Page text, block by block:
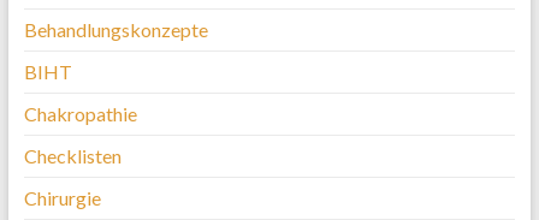
Behandlungskonzepte
BIHT
Chakropathie
Checklisten
Chirurgie